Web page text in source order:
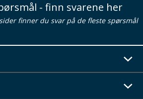
- finn svarene her
finner du svar på de fleste spørsmål